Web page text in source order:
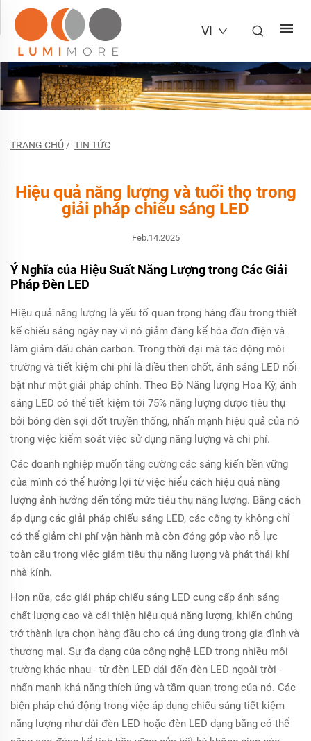
VI
TRANG CHỦ / TIN TỨC
Hiệu quả năng lượng và tuổi thọ trong
giải pháp chiếu sáng LED
Feb.14.2025
Ý Nghĩa của Hiệu Suất Năng Lượng trong Các Giải
Pháp Đèn LED
Hiệu quả năng lượng là yếu tố quan trọng hàng đầu trong thiết
kế chiếu sáng ngày nay vì nó giảm đáng kể hóa đơn điện và
làm giảm dấu chân carbon. Trong thời đại mà tác động môi
trường và tiết kiệm chi phí là điều then chốt, ánh sáng LED nổi
bật như một giải pháp chính. Theo Bộ Năng lượng Hoa Kỳ, ánh
sáng LED có thể tiết kiệm tới 75% năng lượng được tiêu thụ
bởi bóng đèn sợi đốt truyền thống, nhấn mạnh hiệu quả của nó
trong việc kiểm soát việc sử dụng năng lượng và chi phí.
Các doanh nghiệp muốn tăng cường các sáng kiến bền vững
của mình có thể hưởng lợi từ việc hiểu cách hiệu quả năng
lượng ảnh hưởng đến tổng mức tiêu thụ năng lượng. Bằng cách
áp dụng các giải pháp chiếu sáng LED, các công ty không chỉ
có thể giảm chi phí vận hành mà còn đóng góp vào nỗ lực
toàn cầu trong việc giảm tiêu thụ năng lượng và phát thải khí
nhà kính.
Hơn nữa, các giải pháp chiếu sáng LED cung cấp ánh sáng
chất lượng cao và cải thiện hiệu quả năng lượng, khiến chúng
trở thành lựa chọn hàng đầu cho cả ứng dụng trong gia đình và
thương mại. Sự đa dạng của công nghệ LED trong nhiều môi
trường khác nhau - từ đèn LED dải đến đèn LED ngoài trời -
nhấn mạnh khả năng thích ứng và tầm quan trọng của nó. Các
biện pháp chủ động trong việc áp dụng chiếu sáng tiết kiệm
năng lượng như dải đèn LED hoặc đèn LED dạng băng có thể